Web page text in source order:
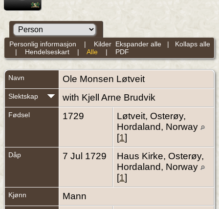
Ekspander alle | Kollaps alle
Personlig informasjon | Kilder
| Hendelseskart| Alle | PDF
Navn Ole Monsen Løtveit
Slektskap with Kjell Arne Brudvik
Fødsel 1729
Løtveit, Osterøy,
Hordaland, Norway
[1]
Dåp 7 Jul 1729
Haus Kirke, Osterøy,
Hordaland, Norway
[1]
Kjønn Mann